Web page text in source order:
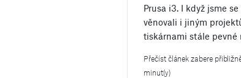
Prusa i3. I když jsme
věnovali i jiným
tiskárnami stále pevné
Přečíst článek zabere
minut(y)